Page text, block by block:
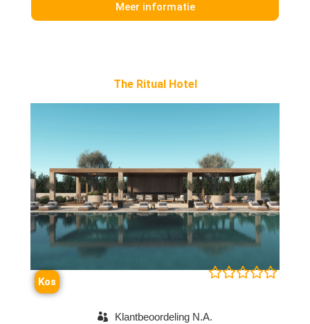
Meer informatie
The Ritual Hotel

Kos
Klantbeoordeling N.A.